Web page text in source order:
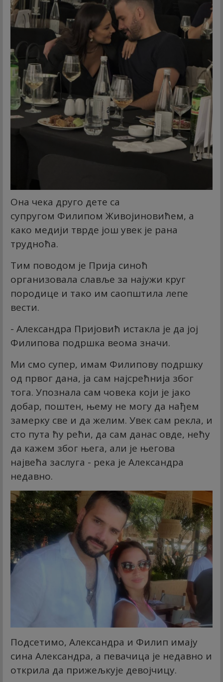
Она чека друго дете са
супругом Филипом Живојиновићем, а
како медији тврде још увек је рана
трудноћа.
Тим поводом је Прија синоћ
организовала славље за најужи круг
породице и тако им саопштила лепе
вести.
- Александра Пријовић истакла је да јој
Филипова подршка веома значи.
Ми смо супер, имам Филипову подршку
од првог дана, ја сам најсрећнија због
тога. Упознала сам човека који је јако
добар, поштен, њему не могу да нађем
замерку све и да желим. Увек сам рекла, и
сто пута ћу рећи, да сам данас овде, нећу
да кажем због њега, али је његова
највећа заслуга - река је Александра
недавно.
Подсетимо, Александра и Филип имају
сина Александра, а певачица је недавно и
открила да прижељкује девојчицу.